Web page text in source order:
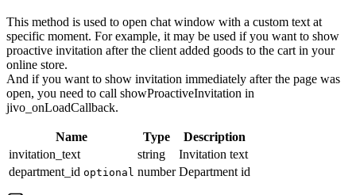
This method is used to open chat window with a custom text at
specific moment. For example, it may be used if you want to show
proactive invitation after the client added goods to the cart in your
online store.
And if you want to show invitation immediately after the page was
open, you need to call showProactiveInvitation in
jivo_onLoadCallback.
Name Type
Description
invitation_text
string
Invitation text
department_id optional number Department id